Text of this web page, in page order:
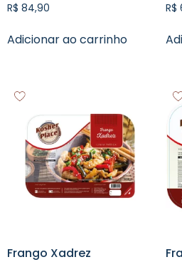
R$ 84,90
Adicionar ao carrinho
R$
Frango Xadrez